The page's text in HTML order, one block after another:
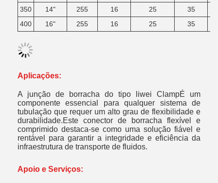
350 14" 255 16 25
35
400
16" 255 16 25 35
Aplicações:
A junção de borracha do tipo liwei ClampÉ um
componente essencial para qualquer sistema de
tubulação que requer um alto grau de flexibilidade e
durabilidade.Este conector de borracha flexível e
comprimido destaca-se como uma solução fiável e
rentável para garantir a integridade e eficiência da
infraestrutura de transporte de fluidos.
Apoio e Serviços: